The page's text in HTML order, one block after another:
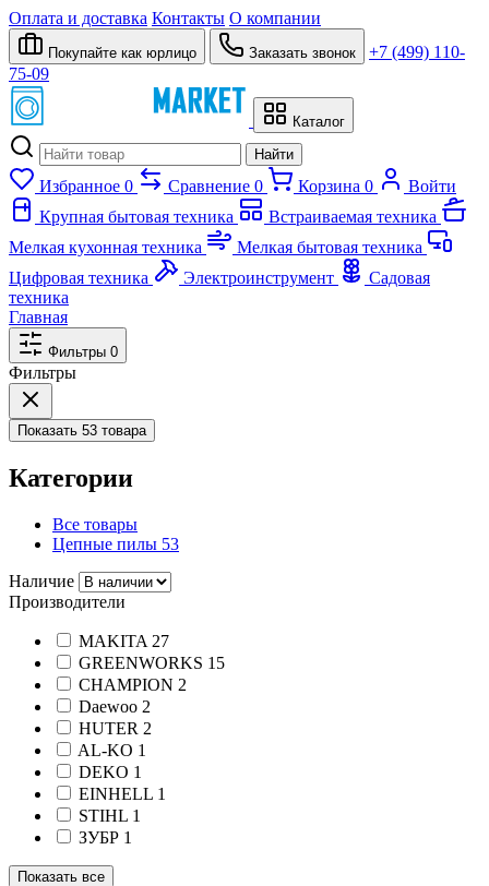
Оплата и доставка Контакты О компании
Покупайте как юрлицо Заказать звонок
+7 (499) 110-
75-09
Каталог
Найти
Избранное 0 Сравнение 0 Корзина 0
Войти
Крупная бытовая техника
Встраиваемая техника
Мелкая кухонная техника
Мелкая бытовая техника
Цифровая техника
Электроинструмент
Садовая
техника
Главная
Фильтры 0
Фильтры
Показать 53 товара
Категории
Все товары
Цепные пилы 53
Наличие
Производители
MAKITA 27
GREENWORKS 15
CHAMPION 2
Daewoo 2
HUTER 2
AL-KO 1
DEKO 1
EINHELL 1
STIHL 1
ЗУБР 1
Показать все